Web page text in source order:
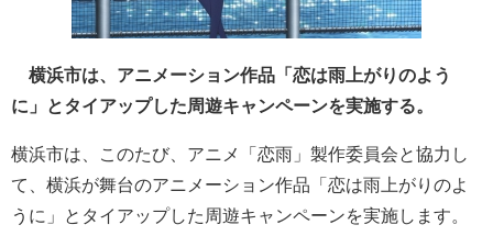
横浜市は、アニメーション作品「恋は雨上がりのよう
に」とタイアップした周遊キャンペーンを実施する。
横浜市は、このたび、アニメ「恋雨」製作委員会と協力し
て、横浜が舞台のアニメーション作品「恋は雨上がりのよ
うに」とタイアップした周遊キャンペーンを実施します。